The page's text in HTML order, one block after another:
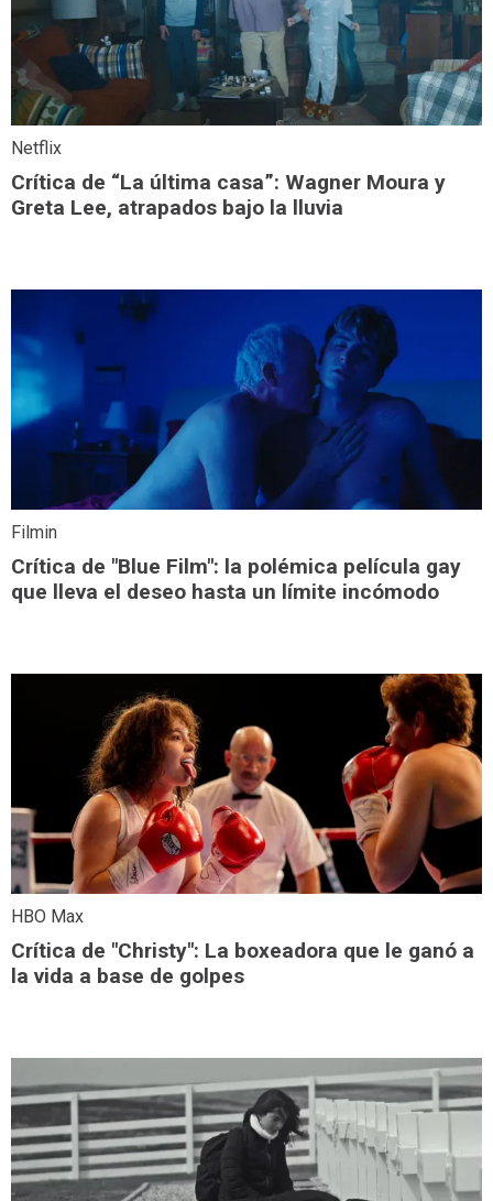
Netflix
Crítica de “La última casa”: Wagner Moura y
Greta Lee, atrapados bajo la lluvia
Filmin
Crítica de "Blue Film": la polémica película gay
que lleva el deseo hasta un límite incómodo
HBO Max
Crítica de "Christy": La boxeadora que le ganó a
la vida a base de golpes